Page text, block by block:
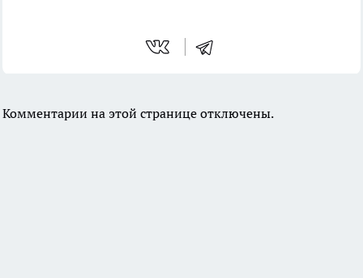
Комментарии на этой странице отключены.